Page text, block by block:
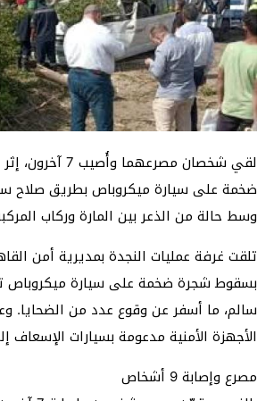
لقي شخصان مصرعهما
ضخمة على سيارة ميكروباص بطريق صلاح
وسط حالة من الذعر بين المارة وركاب
تلقت غرفة عمليات النجدة بمديرية أمن
بسقوط شجرة ضخمة على سيارة ميكروباص
سالم، ما أسفر عن وقوع عدد من الضحايا.
الأجهزة الأمنية مدعومة بسيارات الإسعاف
مصرع وإصابة 9 أشخاص